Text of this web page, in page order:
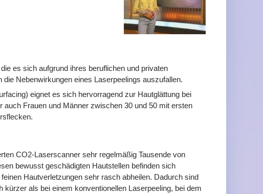
es sich aufgrund ihres beruflichen und privaten
Nebenwirkungen eines Laserpeelings auszufallen.
eignet es sich hervorragend zur Hautglättung bei
Frauen und Männer zwischen 30 und 50 mit ersten
CO2-Laserscanner sehr regelmäßig Tausende von
bewusst geschädigten Hautstellen befinden sich
Hautverletzungen sehr rasch abheilen. Dadurch sind
als bei einem konventionellen Laserpeeling, bei dem